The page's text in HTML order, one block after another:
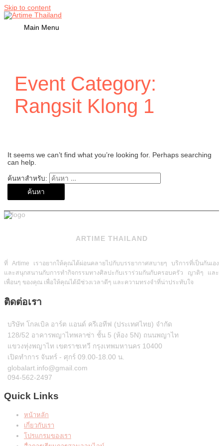
Skip to content
Main Menu
Event Category:
Rangsit Klong 1
It seems we can’t find what you’re looking for. Perhaps searching
can help.
ค้นหาสำหรับ:
ARTIME THAILAND
ที่ Artime เราอยากให้คุณได้ผ่อนคลายไปกับบรรยากาศสบายๆ บริการที่เป็นกันเอง
และสนุกสนานกับการทำกิจกรรมทางศิลปะกับเราร่วมกันกับครอบครัว ญาติๆ และ
เพื่อนๆ ของคุณ เพื่อให้คุณได้มีช่วงเวลาดีๆ และความทรงจำที่น่าประทับใจ
ติดต่อเรา
บริษัท โกลเบิล อาร์ต แอนด์ ครีเอทีฟ (ประเทศไทย) จำกัด
128/52 อาคารพญาไทพลาซ่า ชั้น 5 (ห้อง 5N) ถนนพญาไท
แขวงทุ่งพญาไท เขตราชเทวี กรุงเทพมหานคร 10400
เปิดทำการ จันทร์ - ศุกร์ 09.00-18.00 น.
globalart.info@gmail.com
094-562-2497
Quick Links
หน้าหลัก
เกี่ยวกับเรา
โปรแกรมของเรา